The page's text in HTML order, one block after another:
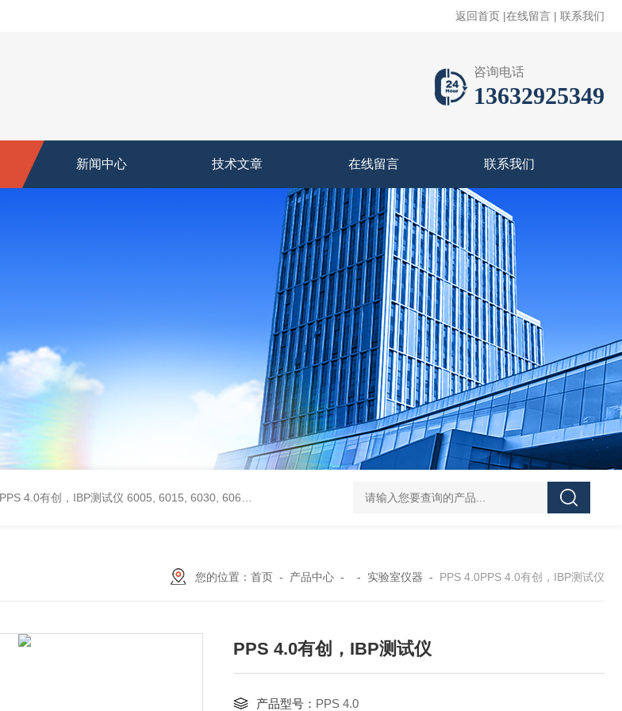
返回首页 |在线留言 | 联系我们
咨询电话
13632925349
新闻中心 技术文章 在线留言 联系我们
4.0有创，IBP测试仪 6005, 6015, 6030, 6060, 6100, 6170Hans Rudolph非扩散气体收集袋,Hans Rudolph非扩散气囊
您的位置： 首页 - 产品中心 - - 实验室仪器 - PPS 4.0PPS 4.0有创，IBP测试仪
PPS 4.0有创，IBP测试仪
产品型号： PPS 4.0